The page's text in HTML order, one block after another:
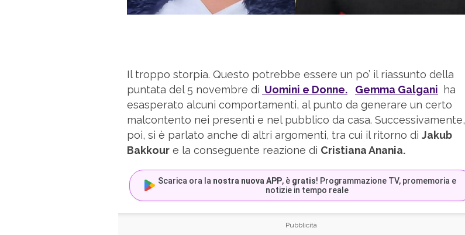
Il troppo storpia. Questo potrebbe essere un po’ il riassunto della
puntata del 5 novembre di Uomini e Donne. Gemma Galgani ha
esasperato alcuni comportamenti, al punto da generare un certo
malcontento nei presenti e nel pubblico da casa. Successivamente,
poi, si è parlato anche di altri argomenti, tra cui il ritorno di Jakub
Bakkour e la conseguente reazione di Cristiana Anania.
Scarica ora la nostra nuova APP, è gratis! Programmazione TV, promemoria e
notizie in tempo reale